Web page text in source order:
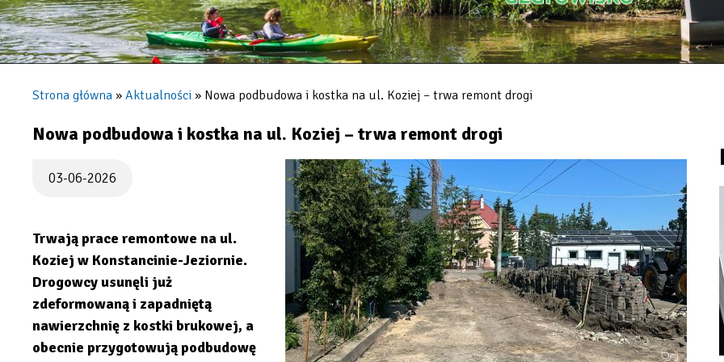
Konstancin-
Jeziorna
nawigacyjna
Strona główna Aktualności Nowa podbudowa i kostka na ul. Koziej – trwa remont drogi
Nowa podbudowa i kostka na ul. Koziej – trwa remont drogi
03-06-2026
Trwają prace remontowe na ul.
Koziej w Konstancinie-Jeziornie.
Drogowcy usunęli już
zdeformowaną i zapadniętą
nawierzchnię z kostki brukowej, a
obecnie przygotowują podbudowę